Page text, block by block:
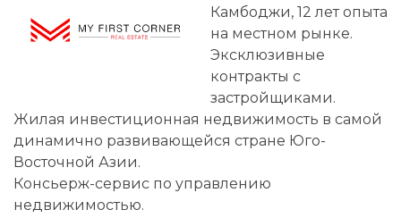
Камбоджи, 12 лет опыта
на местном рынке.
Эксклюзивные
контракты с
застройщиками.
Жилая инвестиционная недвижимость в самой
динамично развивающейся стране Юго-
Восточной Азии.
Консьерж-сервис по управлению
недвижимостью.